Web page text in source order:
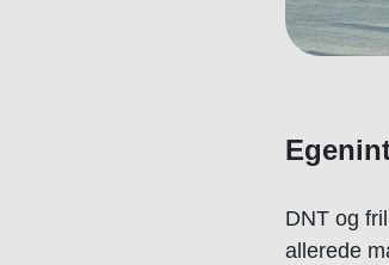
DNT og
allerede